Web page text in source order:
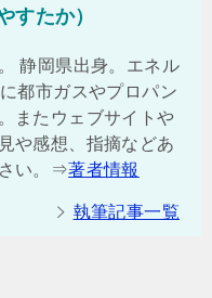
すたか）
静岡県出身。エネル
都市ガスやプロパン
またウェブサイトや
や感想、指摘などあ
さい。⇒著者情報
執筆記事一覧